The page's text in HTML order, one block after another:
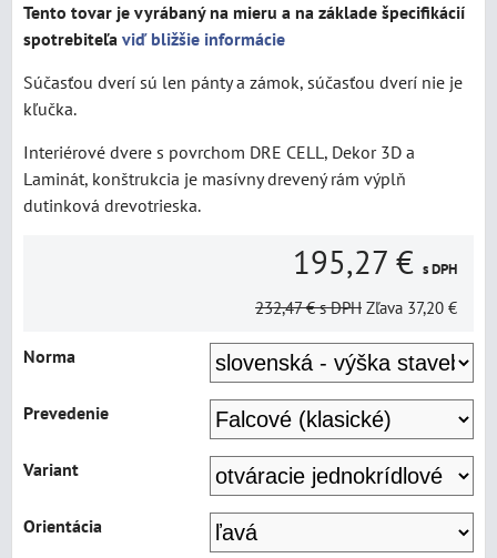
Tento tovar je vyrábaný na mieru a na základe špecifikácií
spotrebiteľa viď bližšie informácie
Súčasťou dverí sú len pánty a zámok, súčasťou dverí nie je
kľučka.
Interiérové dvere s povrchom DRE CELL, Dekor 3D a
Laminát, konštrukcia je masívny drevený rám výplň
dutinková drevotrieska.
195,27 € s DPH
232,47 € s DPH Zľava 37,20 €
Norma
Prevedenie
Variant
Orientácia